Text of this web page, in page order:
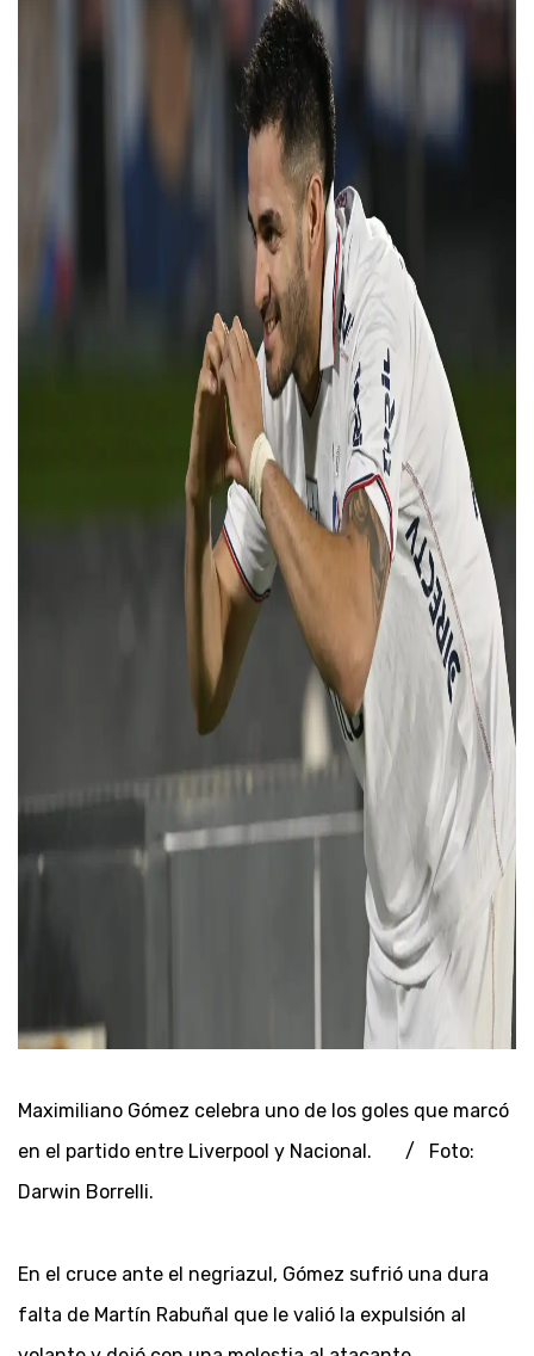
Maximiliano Gómez celebra uno de los goles que marcó
en el partido entre Liverpool y Nacional. / Foto:
Darwin Borrelli.
En el cruce ante el negriazul, Gómez sufrió una dura
falta de Martín Rabuñal que le valió la expulsión al